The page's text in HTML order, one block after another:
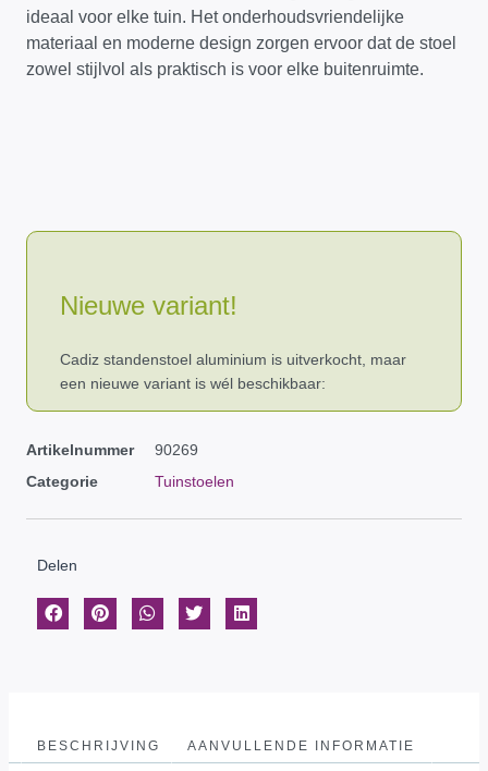
ideaal voor elke tuin. Het onderhoudsvriendelijke
materiaal en moderne design zorgen ervoor dat de stoel
zowel stijlvol als praktisch is voor elke buitenruimte.
Nieuwe variant!
Cadiz standenstoel aluminium is uitverkocht, maar
een nieuwe variant is wél beschikbaar:
Artikelnummer
90269
Categorie
Tuinstoelen
Delen
BESCHRIJVING AANVULLENDE INFORMATIE